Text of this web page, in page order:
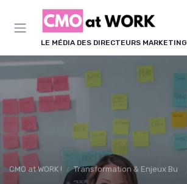
LE MÉDIA DES DIRECTEURS MARKETING
CMO at WORK ! Transformation & Enjeux Business
Panneau de gestion des cookies